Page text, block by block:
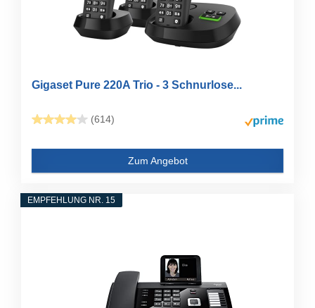
Gigaset Pure 220A Trio - 3 Schnurlose...
(614)
Zum Angebot
EMPFEHLUNG NR. 15